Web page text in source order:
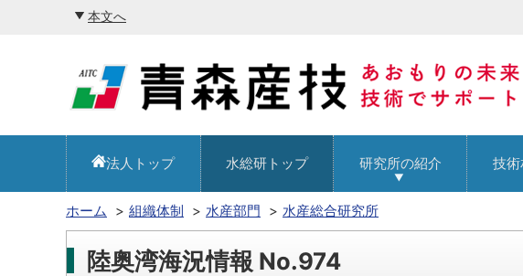
本文へ
法人トップ 水総研トップ 研究所の紹介 技
ホーム 組織体制 水産部門 水産総合研究所
陸奥湾海況情報 No.974